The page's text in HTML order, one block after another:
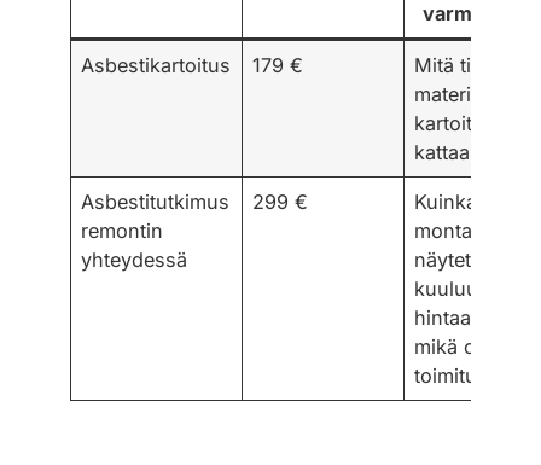
varmistaa
Asbestikartoitus 179 €
Mitä tiloja ja
materiaaleja
kartoitus
kattaa
Asbestitutkimus
remontin
yhteydessä
299 €
Kuinka
monta
näytettä
kuuluu
hintaan ja
mikä on
toimitusaika